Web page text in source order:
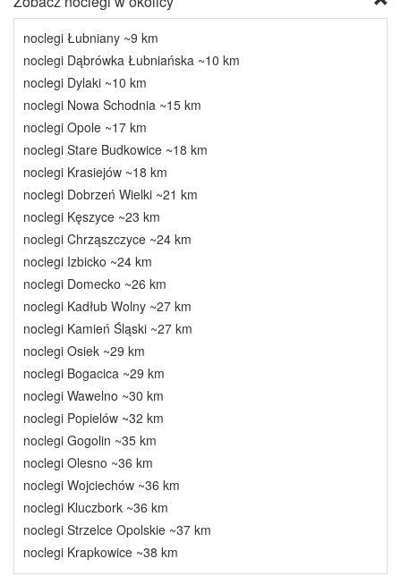
noclegi Łubniany ~9 km
noclegi Dąbrówka Łubniańska ~10 km
noclegi Dylaki ~10 km
noclegi Nowa Schodnia ~15 km
noclegi Opole ~17 km
noclegi Stare Budkowice ~18 km
noclegi Krasiejów ~18 km
noclegi Dobrzeń Wielki ~21 km
noclegi Kęszyce ~23 km
noclegi Chrząszczyce ~24 km
noclegi Izbicko ~24 km
noclegi Domecko ~26 km
noclegi Kadłub Wolny ~27 km
noclegi Kamień Śląski ~27 km
noclegi Osiek ~29 km
noclegi Bogacica ~29 km
noclegi Wawelno ~30 km
noclegi Popielów ~32 km
noclegi Gogolin ~35 km
noclegi Olesno ~36 km
noclegi Wojciechów ~36 km
noclegi Kluczbork ~36 km
noclegi Strzelce Opolskie ~37 km
noclegi Krapkowice ~38 km